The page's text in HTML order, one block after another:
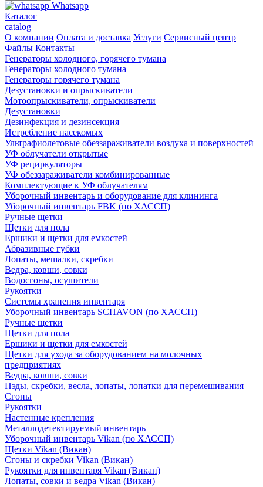
Whatsapp
Каталог
catalog
О компании Оплата и доставка Услуги Сервисный центр
Файлы Контакты
Генераторы холодного, горячего тумана
Генераторы холодного тумана
Генераторы горячего тумана
Дезустановки и опрыскиватели
Мотоопрыскиватели, опрыскиватели
Дезустановки
Дезинфекция и дезинсекция
Истребление насекомых
Ультрафиолетовые обеззараживатели воздуха и поверхностей
УФ облучатели открытые
УФ рециркуляторы
УФ обеззараживатели комбинированные
Комплектующие к УФ облучателям
Уборочный инвентарь и оборудование для клининга
Уборочный инвентарь FBK (по ХАССП)
Ручные щетки
Щетки для пола
Ершики и щетки для емкостей
Абразивные губки
Лопаты, мешалки, скребки
Ведра, ковши, совки
Водосгоны, осушители
Рукоятки
Системы хранения инвентаря
Уборочный инвентарь SCHAVON (по ХАССП)
Ручные щетки
Щетки для пола
Ершики и щетки для емкостей
Щетки для ухода за оборудованием на молочных
предприятиях
Ведра, ковши, совки
Пэды, скребки, весла, лопаты, лопатки для перемешивания
Сгоны
Рукоятки
Настенные крепления
Металлодетектируемый инвентарь
Уборочный инвентарь Vikan (по ХАССП)
Щетки Vikan (Викан)
Сгоны и скребки Vikan (Викан)
Рукоятки для инвентаря Vikan (Викан)
Лопаты, совки и ведра Vikan (Викан)